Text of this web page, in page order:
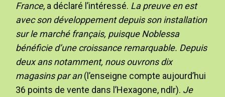
France, a déclaré l’intéressé. La preuve en est
avec son développement depuis son installation
sur le marché français, puisque Noblessa
bénéficie d’une croissance remarquable. Depuis
deux ans notamment, nous ouvrons dix
magasins par an(l’enseigne compte aujourd’hui
36 points de vente dans l’Hexagone, ndlr). Je